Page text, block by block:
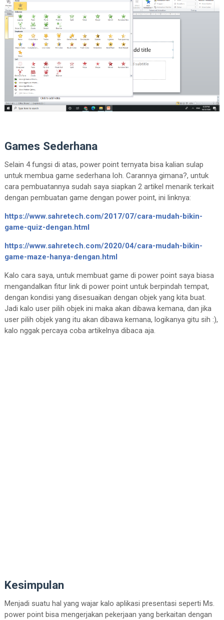
Games Sederhana
Selain 4 fungsi di atas, power point ternyata bisa kalian sulap
untuk membua game sederhana loh. Carannya gimana?, untuk
cara pembuatannya sudah saya siapkan 2 artikel menarik terkait
dengan pembuatan game dengan power point, ini linknya:
https://www.sahretech.com/2017/07/cara-mudah-bikin-
game-quiz-dengan.html
https://www.sahretech.com/2020/04/cara-mudah-bikin-
game-maze-hanya-dengan.html
Kalo cara saya, untuk membuat game di power point saya biasa
mengandalkan fitur link di power point untuk berpindah tempat,
dengan kondisi yang disesuaikan dengan objek yang kita buat.
Jadi kalo user pilih objek ini maka akan dibawa kemana, dan jika
user pilih objek yang itu akan dibawa kemana, logikanya gitu sih :),
kalo nggak percaya coba artikelnya dibaca aja.
Kesimpulan
Menjadi suatu hal yang wajar kalo aplikasi presentasi seperti Ms.
power point bisa mengerjakan pekerjaan yang berkaitan dengan